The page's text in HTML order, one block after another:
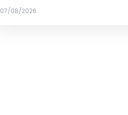
07/08/2026